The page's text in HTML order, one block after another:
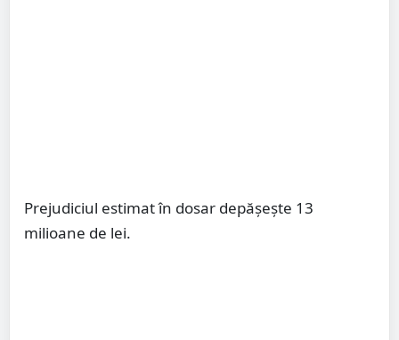
Prejudiciul estimat în dosar depășește 13
milioane de lei.